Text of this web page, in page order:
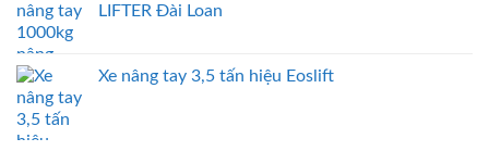
LIFTER Đài Loan
Xe nâng tay 3,5 tấn hiệu Eoslift